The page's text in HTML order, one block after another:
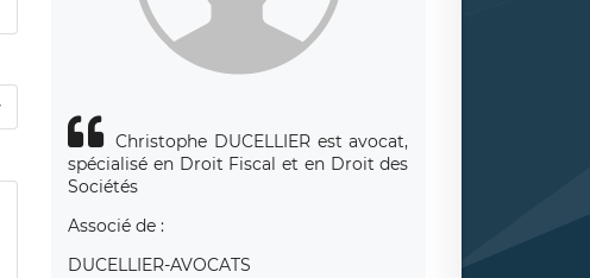
Christophe DUCELLIER est avocat,
spécialisé en Droit Fiscal et en Droit des
Sociétés
Associé de :
DUCELLIER-AVOCATS